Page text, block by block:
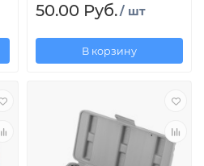
50.00 Руб./ шт
В корзину